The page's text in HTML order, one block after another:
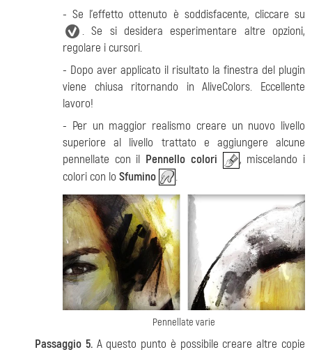
- Se l’effetto ottenuto è soddisfacente, cliccare su
. Se si desidera esperimentare altre opzioni,
regolare i cursori.
- Dopo aver applicato il risultato la finestra del plugin
viene chiusa ritornando in AliveColors. Eccellente
lavoro!
- Per un maggior realismo creare un nuovo livello
superiore al livello trattato e aggiungere alcune
pennellate con il Pennello colori
, miscelando i
colori con lo Sfumino .
Pennellate varie
Passaggio 5.A questo punto è possibile creare altre copie